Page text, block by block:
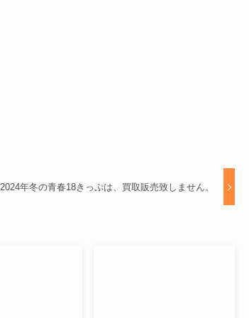
2024年冬の青春18きっぷは、買取販売致しません。